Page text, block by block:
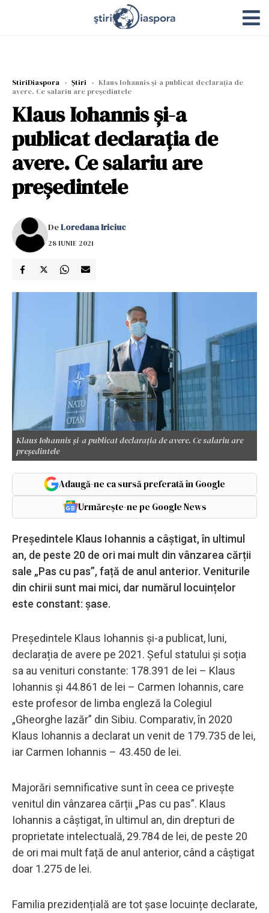
StiriDiaspora › Știri › Klaus Iohannis și-a publicat declarația de
avere. Ce salariu are președintele
Klaus Iohannis și-a
publicat declarația de
avere. Ce salariu are
președintele
DeLoredana Iriciuc
28 IUNIE 2021
Klaus Iohannis și-a publicat declarația de avere. Ce salariu are
președintele
Adaugă-ne ca sursă preferată în Google
Urmărește-ne pe Google News
Președintele Klaus Iohannis a câștigat, în ultimul
an, de peste 20 de ori mai mult din vânzarea cărții
sale „Pas cu pas”, față de anul anterior. Veniturile
din chirii sunt mai mici, dar numărul locuințelor
este constant: șase.
Președintele Klaus Iohannis și-a publicat, luni,
declarația de avere pe 2021. Șeful statului și soția
sa au venituri constante: 178.391 de lei – Klaus
Iohannis și 44.861 de lei – Carmen Iohannis, care
este profesor de limba engleză la Colegiul
„Gheorghe lazăr” din Sibiu. Comparativ, în 2020
Klaus Iohannis a declarat un venit de 179.735 de lei,
iar Carmen Iohannis – 43.450 de lei.
Majorări semnificative sunt în ceea ce privește
venitul din vânzarea cărții „Pas cu pas”. Klaus
Iohannis a câștigat, în ultimul an, din drepturi de
proprietate intelectuală, 29.784 de lei, de peste 20
de ori mai mult față de anul anterior, când a câștigat
doar 1.275 de lei.
Familia prezidențială are tot șase locuințe declarate,